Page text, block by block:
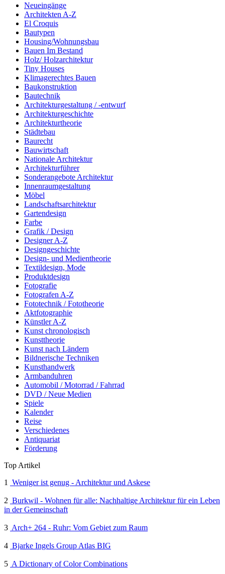
Neueingänge
Architekten A-Z
El Croquis
Bautypen
Housing/Wohnungsbau
Bauen Im Bestand
Holz/ Holzarchitektur
Tiny Houses
Klimagerechtes Bauen
Baukonstruktion
Bautechnik
Architekturgestaltung / -entwurf
Architekturgeschichte
Architekturtheorie
Städtebau
Baurecht
Bauwirtschaft
Nationale Architektur
Architekturführer
Sonderangebote Architektur
Innenraumgestaltung
Möbel
Landschaftsarchitektur
Gartendesign
Farbe
Grafik / Design
Designer A-Z
Designgeschichte
Design- und Medientheorie
Textildesign, Mode
Produktdesign
Fotografie
Fotografen A-Z
Fototechnik / Fototheorie
Aktfotographie
Künstler A-Z
Kunst chronologisch
Kunsttheorie
Kunst nach Ländern
Bildnerische Techniken
Kunsthandwerk
Armbanduhren
Automobil / Motorrad / Fahrrad
DVD / Neue Medien
Spiele
Kalender
Reise
Verschiedenes
Antiquariat
Förderung
Top Artikel
1
Weniger ist genug - Architektur und Askese
2 Burkwil - Wohnen für alle: Nachhaltige Architektur für ein Leben
in der Gemeinschaft
3 Arch+ 264 - Ruhr: Vom Gebiet zum Raum
4 Bjarke Ingels Group Atlas BIG
5 A Dictionary of Color Combinations